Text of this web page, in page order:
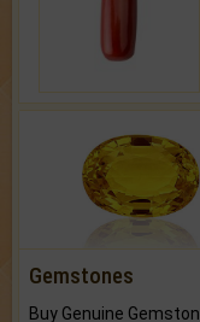
Gemstones